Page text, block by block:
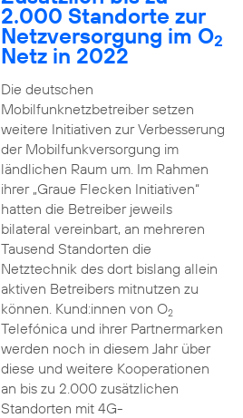
2.000 Standorte zur
Netzversorgung im O2
Netz in 2022
Die deutschen
Mobilfunknetzbetreiber setzen
weitere Initiativen zur Verbesserung
der Mobilfunkversorgung im
ländlichen Raum um. Im Rahmen
ihrer „Graue Flecken Initiativen“
hatten die Betreiber jeweils
bilateral vereinbart, an mehreren
Tausend Standorten die
Netztechnik des dort bislang allein
aktiven Betreibers mitnutzen zu
können. Kund:innen von O2
Telefónica und ihrer Partnermarken
werden noch in diesem Jahr über
diese und weitere Kooperationen
an bis zu 2.000 zusätzlichen
Standorten mit 4G-